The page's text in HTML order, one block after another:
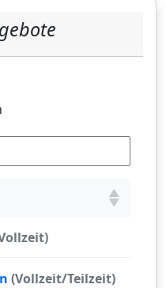
(Vollzeit/Teilzeit)